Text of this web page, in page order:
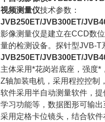
视频测量仪技术参数：
JVB250ET/JVB300ET/
影像测量仪是建立在CCD数
量的检测设备。探针型JVB-
JVB250ET/JVB300ET/
主体采用*花岗岩底座，强度*
Z轴加装电机，采用程控控制
软件采用半自动测量软件，
学习功能等，数据图形可输
采用定格卡位镜头，结合软